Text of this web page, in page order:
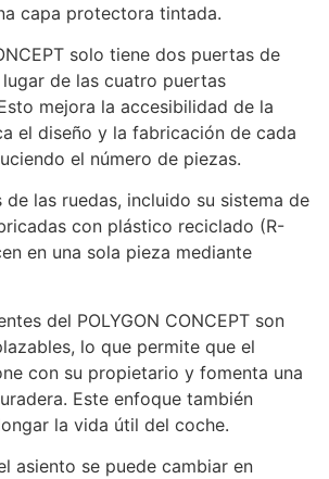
capa protectora tintada.
solo tiene dos puertas de
lugar de las cuatro puertas
mejora la accesibilidad de la
el diseño y la fabricación de cada
el número de piezas.
las ruedas, incluido su sistema de
con plástico reciclado (R-
en una sola pieza mediante
del POLYGON CONCEPT son
lo que permite que el
con su propietario y fomenta una
Este enfoque también
la vida útil del coche.
asiento se puede cambiar en